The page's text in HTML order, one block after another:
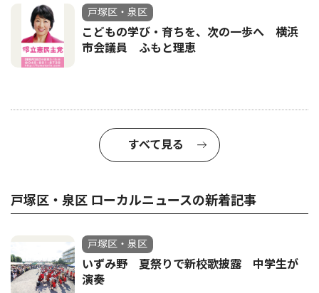
戸塚区・泉区
こどもの学び・育ちを、次の一歩へ 横浜
市会議員 ふもと理恵
すべて見る
戸塚区・泉区 ローカルニュースの新着記事
戸塚区・泉区
いずみ野 夏祭りで新校歌披露 中学生が
演奏